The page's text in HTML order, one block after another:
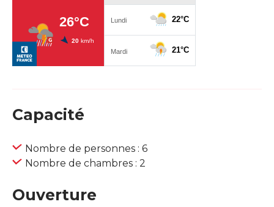
Capacité
Nombre de personnes : 6
Nombre de chambres : 2
Ouverture